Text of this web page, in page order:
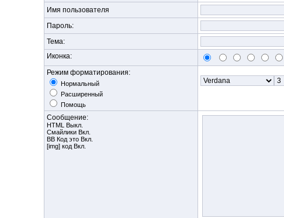
Имя пользователя
Пароль:
Тема:
Иконка:
Режим форматирования:
Нормальный
Расширенный
Помощь
Сообщение:
HTML Выкл.
Смайлики Вкл.
BB Кодэто Вкл.
[img] код Вкл.